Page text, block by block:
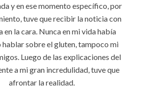
y en ese momento específico, por
tuve que recibir la noticia con
en la cara. Nunca en mi vida había
hablar sobre el gluten, tampoco mi
Luego de las explicaciones del
a mi gran incredulidad, tuve que
afrontar la realidad.